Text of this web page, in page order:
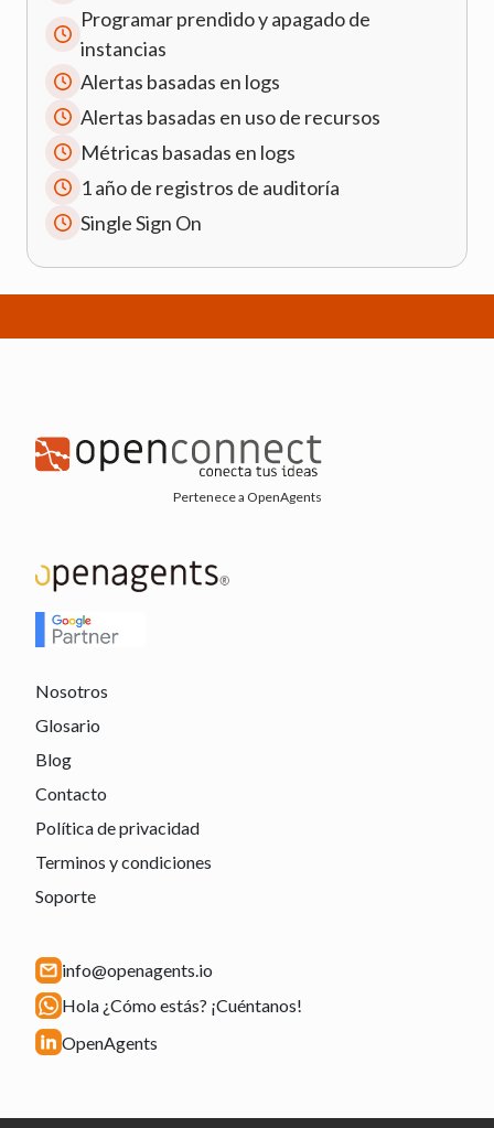
Programar prendido y apagado de
instancias
Alertas basadas en logs
Alertas basadas en uso de recursos
Métricas basadas en logs
1 año de registros de auditoría
Single Sign On
Pertenece a OpenAgents
Nosotros
Glosario
Blog
Contacto
Política de privacidad
Terminos y condiciones
Soporte
info@openagents.io
Hola ¿Cómo estás? ¡Cuéntanos!
OpenAgents